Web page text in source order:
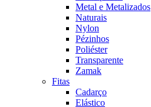
Metal e Metalizados
Naturais
Nylon
Pézinhos
Poliéster
Transparente
Zamak
Fitas
Cadarço
Elástico